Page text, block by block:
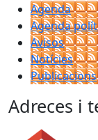
Agenda
Agenda
Avisos
Notícies
Publicacions
Adreces i